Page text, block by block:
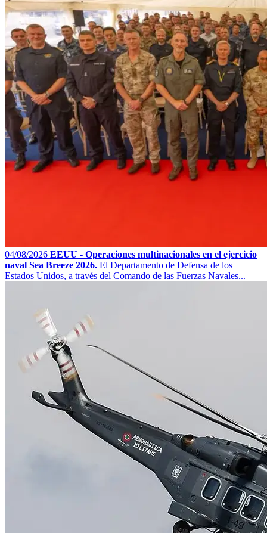
04/08/2026 EEUU - Operaciones multinacionales en el ejercicio
naval Sea Breeze 2026. El Departamento de Defensa de los
Estados Unidos, a través del Comando de las Fuerzas Navales...